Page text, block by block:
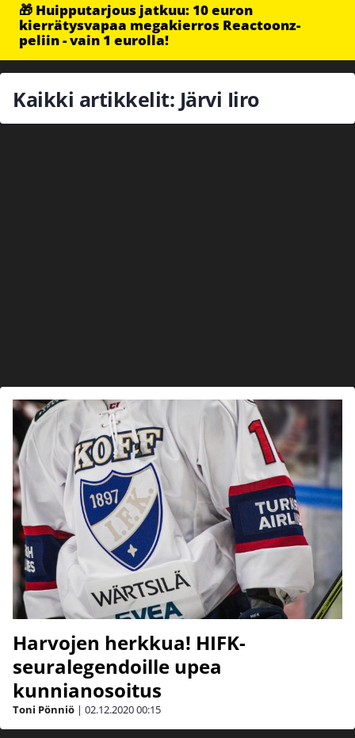
🎁 Huipputarjous jatkuu: 10 euron
kierrätysvapaa megakierros Reactoonz-
peliin - vain 1 eurolla!
Kaikki artikkelit: Järvi Iiro
Harvojen herkkua! HIFK-
seuralegendoille upea
kunnianosoitus
Toni Pönniö | 02.12.202000:15